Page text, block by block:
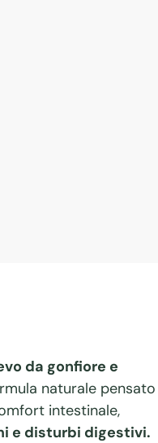
da gonfiore e
naturale pensato
intestinale,
e disturbi digestivi.